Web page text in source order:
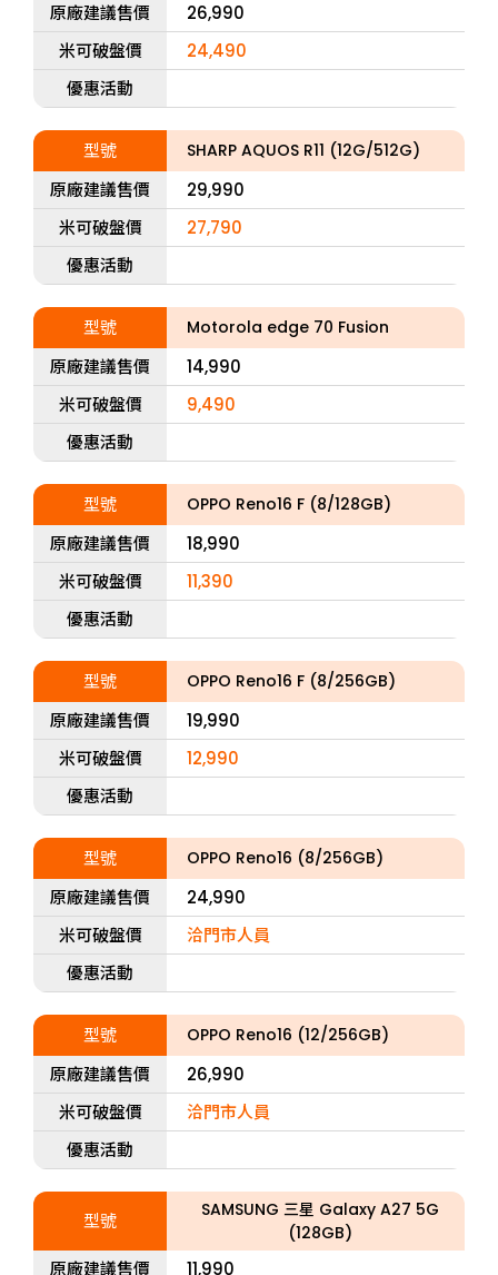
原廠建議售價
26,990
米可破盤價
24,490
優惠活動
型號 SHARP AQUOS R11 (12G/512G)
原廠建議售價
29,990
米可破盤價
27,790
優惠活動
型號 Motorola edge 70 Fusion
原廠建議售價
14,990
米可破盤價
9,490
優惠活動
型號 OPPO Reno16 F (8/128GB)
原廠建議售價
18,990
米可破盤價
11,390
優惠活動
型號 OPPO Reno16 F (8/256GB)
原廠建議售價
19,990
米可破盤價
12,990
優惠活動
型號 OPPO Reno16 (8/256GB)
原廠建議售價
24,990
米可破盤價
洽門市人員
優惠活動
型號 OPPO Reno16 (12/256GB)
原廠建議售價
26,990
米可破盤價
洽門市人員
優惠活動
型號
SAMSUNG 三星 Galaxy A27 5G
(128GB)
原廠建議售價 11,990